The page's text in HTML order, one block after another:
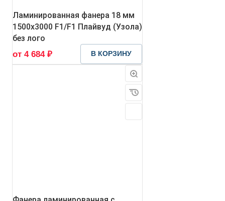
Ламинированная фанера 18 мм
1500х3000 F1/F1 Плайвуд (Узола)
без лого
от 4 684 ₽
В КОРЗИНУ